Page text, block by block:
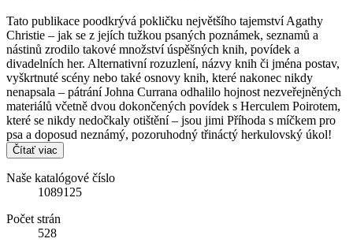
Tato publikace poodkrývá pokličku největšího tajemství Agathy
Christie – jak se z jejích tužkou psaných poznámek, seznamů a
nástinů zrodilo takové množství úspěšných knih, povídek a
divadelních her. Alternativní rozuzlení, názvy knih či jména postav,
vyškrtnuté scény nebo také osnovy knih, které nakonec nikdy
nenapsala – pátrání Johna Currana odhalilo hojnost nezveřejněných
materiálů včetně dvou dokončených povídek s Herculem Poirotem,
které se nikdy nedočkaly otištění – jsou jimi Příhoda s míčkem pro
psa a doposud neznámý, pozoruhodný třináctý herkulovský úkol!
Čítať viac
Naše katalógové číslo
1089125
Počet strán
528